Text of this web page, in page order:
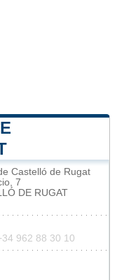
Castelló de Rugat
7
DE RUGAT
962 88 30 10